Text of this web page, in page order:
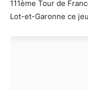
111ème Tour de
Lot-et-Garonne ce